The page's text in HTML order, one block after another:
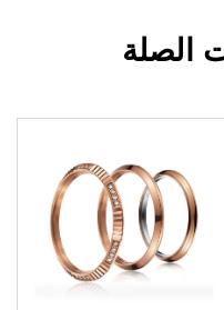
الصلة